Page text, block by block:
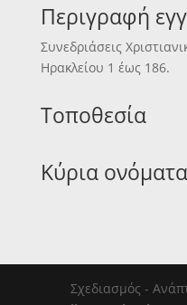
Περιγραφή
Συνεδριάσεις
Ηρακλείου 1 έως 186.
Τοποθεσία
Κύρια ονόματα
Σχεδιασμός -